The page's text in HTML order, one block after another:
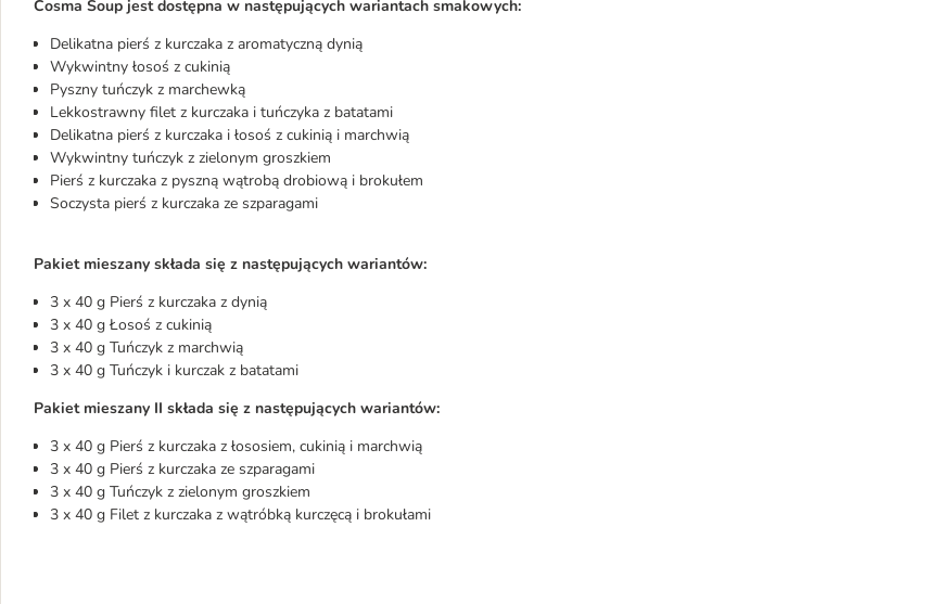
Cosma Soup jest dostępna w następujących wariantach smakowych:
Delikatna pierś z kurczaka z aromatyczną dynią
Wykwintny łosoś z cukinią
Pyszny tuńczyk z marchewką
Lekkostrawny filet z kurczaka i tuńczyka z batatami
Delikatna pierś z kurczaka i łosoś z cukinią i marchwią
Wykwintny tuńczyk z zielonym groszkiem
Pierś z kurczaka z pyszną wątrobą drobiową i brokułem
Soczysta pierś z kurczaka ze szparagami
Pakiet mieszany składa się z następujących wariantów:
3 x 40 g Pierś z kurczaka z dynią
3 x 40 g Łosoś z cukinią
3 x 40 g Tuńczyk z marchwią
3 x 40 g Tuńczyk i kurczak z batatami
Pakiet mieszany II składa się z następujących wariantów:
3 x 40 g Pierś z kurczaka z łososiem, cukinią i marchwią
3 x 40 g Pierś z kurczaka ze szparagami
3 x 40 g Tuńczyk z zielonym groszkiem
3 x 40 g Filet z kurczaka z wątróbką kurczęcą i brokułami